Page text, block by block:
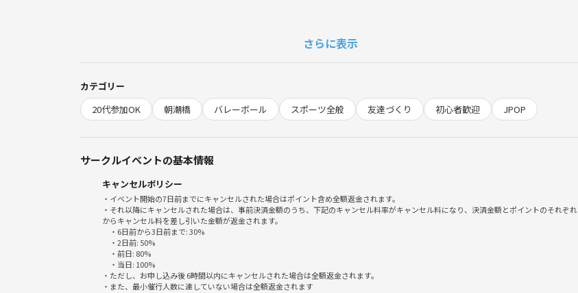
さらに表示
カテゴリー
20代参加OK
朝潮橋 バレーボール スポーツ全般 友達づくり 初心者歓迎 JPOP
サークルイベントの基本情報
キャンセルポリシー
・イベント開始の7日前までにキャンセルされた場合はポイント含め全額返金されます。
・それ以降にキャンセルされた場合は、事前決済金額のうち、下記のキャンセル料率がキャンセル料になり、決済金額とポイントのそれぞれ
からキャンセル料を差し引いた金額が返金されます。
・6日前から3日前まで: 30%
・2日前: 50%
・前日: 80%
・当日: 100%
・ただし、お申し込み後 6時間以内にキャンセルされた場合は全額返金されます。
・また、最小催行人数に達していない場合は全額返金されます